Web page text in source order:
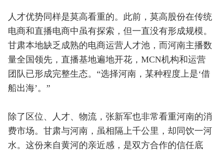
人才优势同样是莫高看重的。此前，莫高股份在传统
电商和直播电商中虽有探索，但一直没有形成规模。
甘肃本地缺乏成熟的电商运营人才池，而河南主播数
量全国领先，直播基地遍地开花，MCN机构和运营
团队已形成完整生态。“选择河南，某种程度上是‘借
船出海’。”
除了区位、人才、物流，张新军也非常看重河南的消
费市场。甘肃与河南，虽相隔上千公里，却同饮一河
水。这份来自黄河的亲近感，是双方合作的信任底